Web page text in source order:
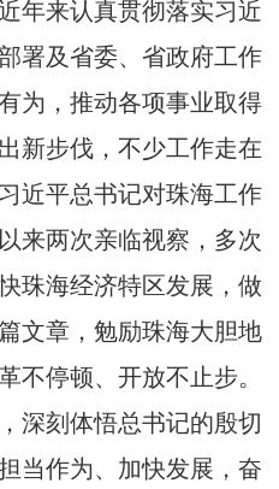
来认真贯彻落实习近
署及省委、省政府工作
为，推动各项事业取得
新步伐，不少工作走在
近平总书记对珠海工作
来两次亲临视察，多次
珠海经济特区发展，做
文章，勉励珠海大胆地
不停顿、开放不止步。
深刻体悟总书记的殷切
当作为、加快发展，奋